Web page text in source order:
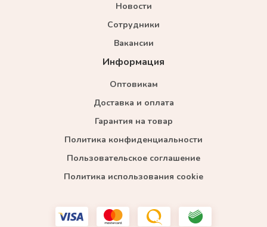
Новости
Сотрудники
Вакансии
Информация
Оптовикам
Доставка и оплата
Гарантия на товар
Политика конфиденциальности
Пользовательское соглашение
Политика использования cookie